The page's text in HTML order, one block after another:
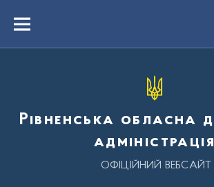
вмістуMenu
Рівненська обласна
адміністрація
ОФІЦІЙНИЙ ВЕБСАЙТ